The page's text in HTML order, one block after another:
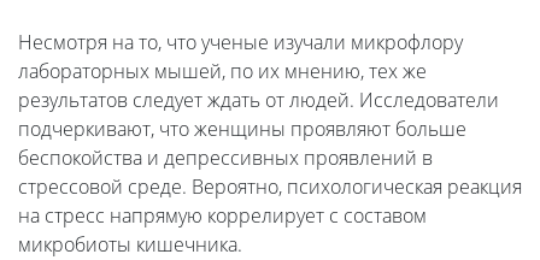
Несмотря на то, что ученые изучали микрофлору
лабораторных мышей, по их мнению, тех же
результатов следует ждать от людей. Исследователи
подчеркивают, что женщины проявляют больше
беспокойства и депрессивных проявлений в
стрессовой среде. Вероятно, психологическая реакция
на стресс напрямую коррелирует с составом
микробиоты кишечника.